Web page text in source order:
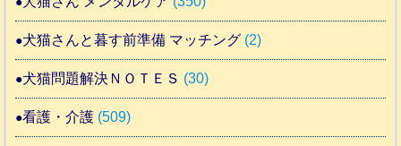
犬猫さんと暮す前準備 マッチング (2)
犬猫問題解決ＮＯＴＥＳ (30)
看護・介護 (509)